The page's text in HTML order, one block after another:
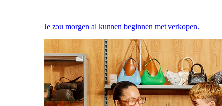
Je zou morgen al kunnen beginnen met verkopen.